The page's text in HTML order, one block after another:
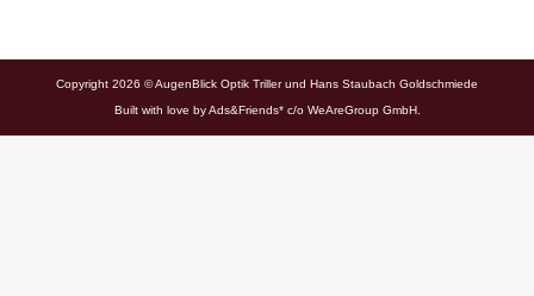
Copyright 2026 © AugenBlick Optik Triller und Hans Staubach Goldschmiede
Built with love byAds&Friends*c/o WeAreGroup GmbH.